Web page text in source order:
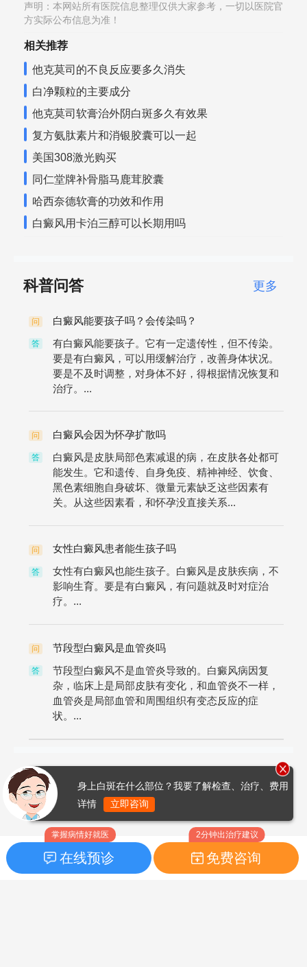
声明：本网站所有医院信息整理仅供大家参考，一切以医院官
方实际公布信息为准！
相关推荐
他克莫司的不良反应要多久消失
白净颗粒的主要成分
他克莫司软膏治外阴白斑多久有效果
复方氨肽素片和消银胶囊可以一起
美国308激光购买
同仁堂牌补骨脂马鹿茸胶囊
哈西奈德软膏的功效和作用
白癜风用卡泊三醇可以长期用吗
科普问答 更多
问 白癜风能要孩子吗？会传染吗？
答
有白癜风能要孩子。它有一定遗传性，但不传染。
要是有白癜风，可以用缓解治疗，改善身体状况。
要是不及时调整，对身体不好，得根据情况恢复和
治疗。...
问 白癜风会因为怀孕扩散吗
答
白癜风是皮肤局部色素减退的病，在皮肤各处都可
能发生。它和遗传、自身免疫、精神神经、饮食、
黑色素细胞自身破坏、微量元素缺乏这些因素有
关。从这些因素看，和怀孕没直接关系...
问 女性白癜风患者能生孩子吗
答
女性有白癜风也能生孩子。白癜风是皮肤疾病，不
影响生育。要是有白癜风，有问题就及时对症治
疗。...
问 节段型白癜风是血管炎吗
答
节段型白癜风不是血管炎导致的。白癜风病因复
杂，临床上是局部皮肤有变化，和血管炎不一样，
血管炎是局部血管和周围组织有变态反应的症
状。...
掌握病情好就医
在线预诊
2分钟出治疗建议
免费咨询
身上白斑在什么部位？我要了解检查、治疗、费用
详情
立即咨询